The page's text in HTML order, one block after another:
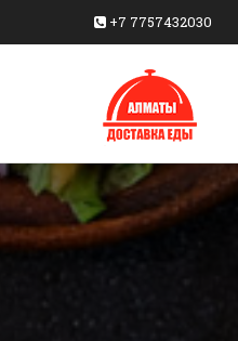
+7 7757432030